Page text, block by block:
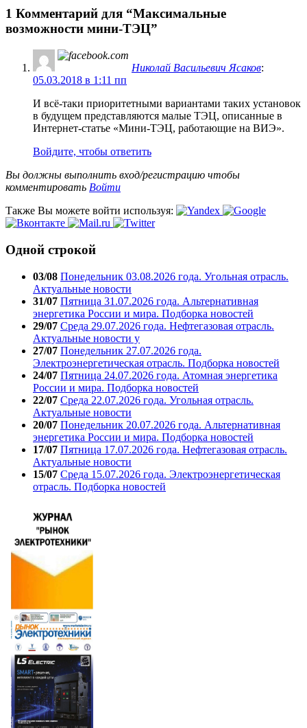
1 Комментарий для “Максимальные
возможности мини-ТЭЦ”
Николай Васильевич Ясаков:
05.03.2018 в 1:11 пп
И всё-таки приоритетными вариантами таких установок
в будущем представляются малые ТЭЦ, описанные в
Интернет-статье «Мини-ТЭЦ, работающие на ВИЭ».
Войдите, чтобы ответить
Вы должны выполнить вход/регистрацию чтобы
комментировать Войти
Также Вы можете войти используя:
Одной строкой
03/08 Понедельник 03.08.2026 года. Угольная отрасль.
Актуальные новости
31/07 Пятница 31.07.2026 года. Альтернативная
энергетика России и мира. Подборка новостей
29/07 Среда 29.07.2026 года. Нефтегазовая отрасль.
Актуальные новости у
27/07 Понедельник 27.07.2026 года.
Электроэнергетическая отрасль. Подборка новостей
24/07 Пятница 24.07.2026 года. Атомная энергетика
России и мира. Подборка новостей
22/07 Среда 22.07.2026 года. Угольная отрасль.
Актуальные новости
20/07 Понедельник 20.07.2026 года. Альтернативная
энергетика России и мира. Подборка новостей
17/07 Пятница 17.07.2026 года. Нефтегазовая отрасль.
Актуальные новости
15/07 Среда 15.07.2026 года. Электроэнергетическая
отрасль. Подборка новостей